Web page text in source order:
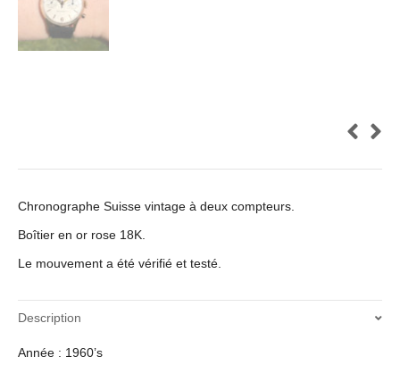
Chronographe Suisse vintage à deux compteurs.
Boîtier en or rose 18K.
Le mouvement a été vérifié et testé.
Description
Année : 1960’s